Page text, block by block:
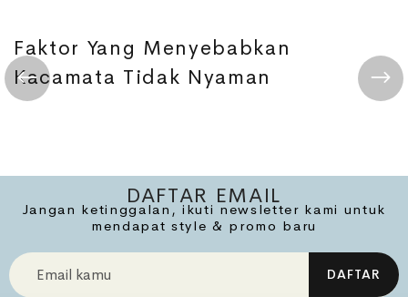
Faktor Yang Menyebabkan
Kacamata Tidak Nyaman
DAFTAR EMAIL
Jangan ketinggalan, ikuti newsletter kami untuk
mendapat style & promo baru